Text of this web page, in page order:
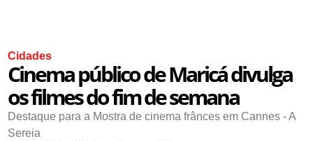
Cidades
Cinema público de Maricá divulga
os filmes do fim de semana
Destaque para a Mostra de cinema frânces em Cannes - A
Sereia